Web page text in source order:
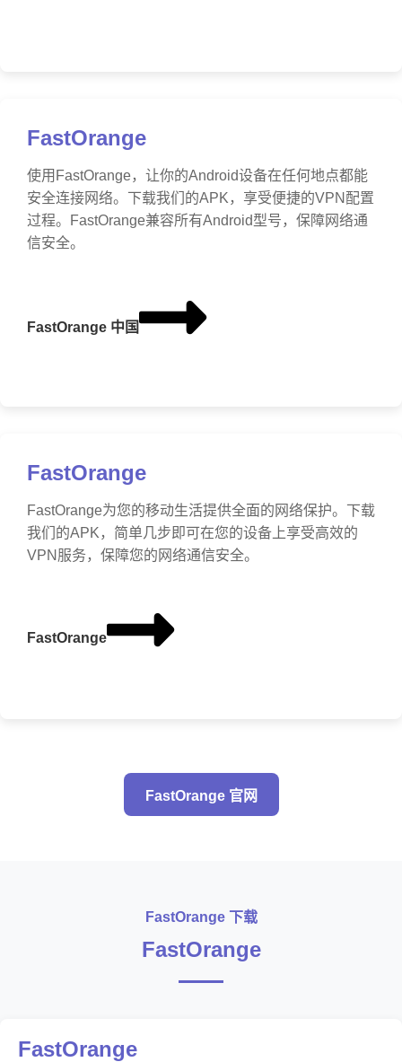
FastOrange
使用FastOrange，让你的Android设备在任何地点都能
安全连接网络。下载我们的APK，享受便捷的VPN配置
过程。FastOrange兼容所有Android型号，保障网络通
信安全。
FastOrange 中国
FastOrange
FastOrange为您的移动生活提供全面的网络保护。下载
我们的APK，简单几步即可在您的设备上享受高效的
VPN服务，保障您的网络通信安全。
FastOrange
FastOrange 官网
FastOrange 下载
FastOrange
FastOrange